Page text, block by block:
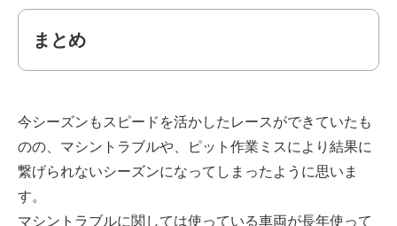
まとめ
今シーズンもスピードを活かしたレースができていたも
のの、マシントラブルや、ピット作業ミスにより結果に
繋げられないシーズンになってしまったように思いま
す。
マシントラブルに関しては使っている車両が長年使って